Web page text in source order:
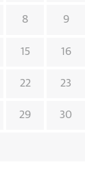
8 9
15 16
22 23
29 30